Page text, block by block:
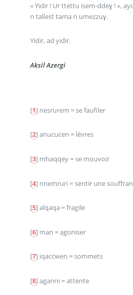
« Yidir ! Ur ttettu isem-ddeɣ ! »,
n tallest tama n umeẓẓuɣ.
Yidir, ad yidir.
Aksil Azergi
[1] nesrurem = se faufiler
[2]anucucen = lèvres
[3] mhaqqey = se mouvoir
[4] nnemruri = sentir une
[5]alqaqa = fragile
[6] man = agoniser
[7] iqaccwen = sommets
[8]aganni = attente